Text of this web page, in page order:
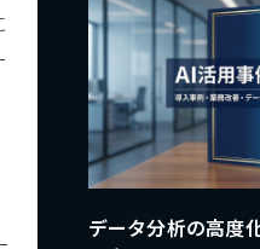
データ分析の高度